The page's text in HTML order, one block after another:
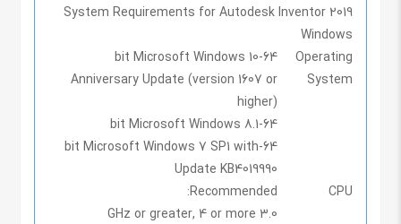
System Requirements for Autodesk Inventor 2019
Windows
Operating
System
64-bit Microsoft Windows 10
Anniversary Update (version 1607 or
higher)
64-bit Microsoft Windows 8.1
64-bit Microsoft Windows 7 SP1 with
Update KB4019990
CPU
Recommended:
3.0 GHz or greater, 4 or more